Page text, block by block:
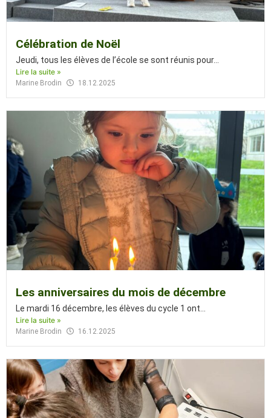
Célébration de Noël
Jeudi, tous les élèves de l’école se sont réunis pour...
Lire la suite »
Marine Brodin 18.12.2025
Les anniversaires du mois de décembre
Le mardi 16 décembre, les élèves du cycle 1 ont...
Lire la suite »
Marine Brodin 16.12.2025